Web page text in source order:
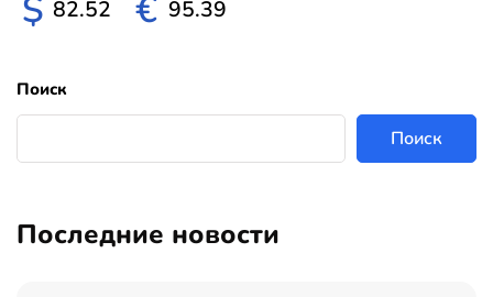
$ 82.52 € 95.39
Поиск
Поиск
Последние новости